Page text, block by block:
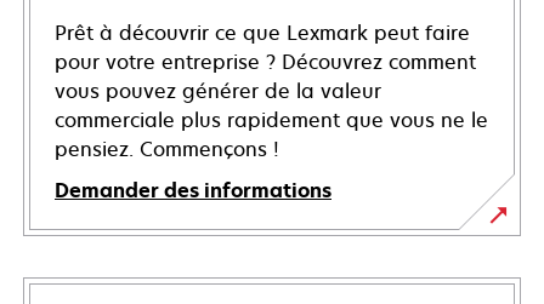
Prêt à découvrir ce que Lexmark peut faire
pour votre entreprise ? Découvrez comment
vous pouvez générer de la valeur
commerciale plus rapidement que vous ne le
pensiez. Commençons !
Demander des informations